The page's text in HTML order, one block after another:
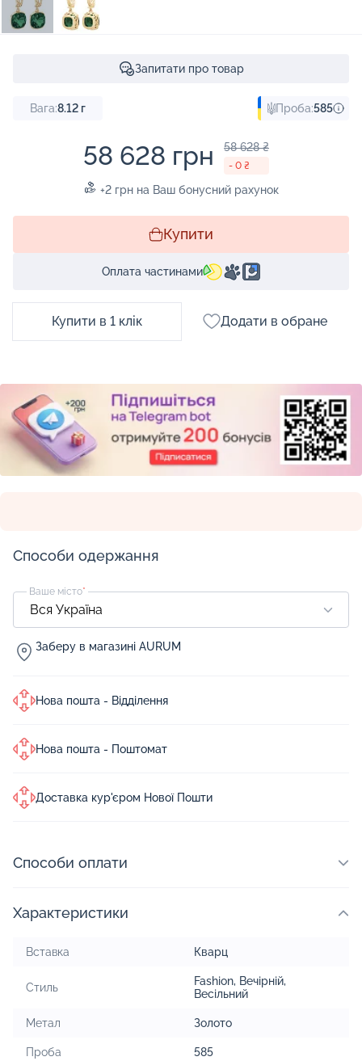
Запитати про товар
Вага:8.12 г Проба:585
58 628 грн 58 628 ₴
- 0 ₴
+2 грн на Ваш бонусний рахунок
Купити
Оплата частинами
Купити в 1 клік Додати в обране
Способи одержання
Ваше місто*
Заберу в магазині AURUM
Нова пошта - Відділення
Нова пошта - Поштомат
Доставка кур'єром Нової Пошти
Способи оплати
Характеристики
Вставка Кварц
Стиль Fashion, Вечірній,
Весільний
Метал Золото
Проба 585